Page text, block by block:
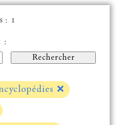
: 1
:
❌